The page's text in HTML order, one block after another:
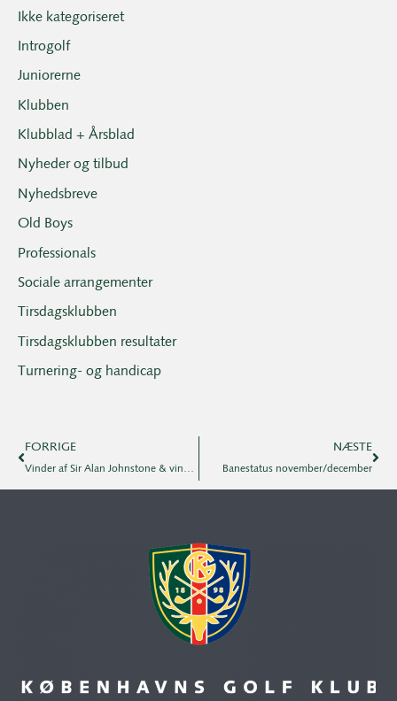
Ikke kategoriseret
Introgolf
Juniorerne
Klubben
Klubblad + Årsblad
Nyheder og tilbud
Nyhedsbreve
Old Boys
Professionals
Sociale arrangementer
Tirsdagsklubben
Tirsdagsklubben resultater
Turnering- og handicap
FORRIGE
Vinder af Sir Alan Johnstone & vinder af H.M. Dr. Alexandrines Ærespræmie 2022.
NÆSTE
Banestatus november/december